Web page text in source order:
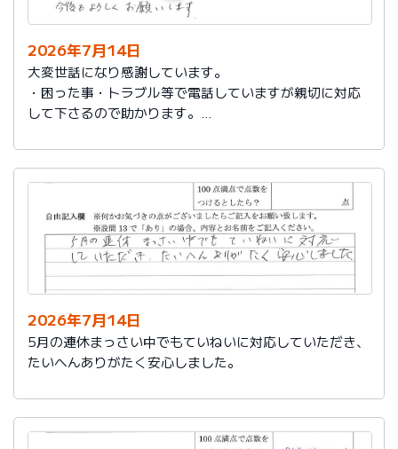
2026年7月14日
大変世話になり感謝しています。
・困った事・トラブル等で電話していますが親切に対応
して下さるので助かります。
にも嫌な顔せず一生懸命して下さり頭が下がります。
・社員さんは、借りている駐車場の場所をメモしておら
れたのにはびっくりしました。（社員さんはよろしくお
伝え下さい）
今後もよろしくお願いします。
2026年7月14日
5月の連休まっさい中でもていねいに対応していただき、
たいへんありがたく安心しました。